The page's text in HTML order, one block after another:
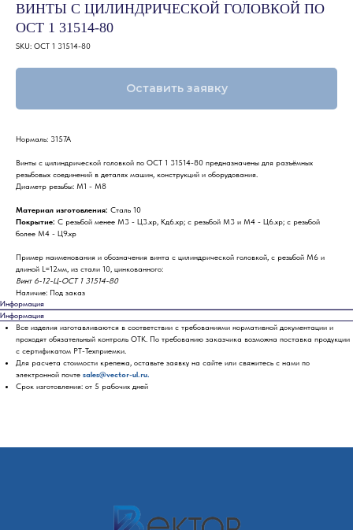
ВИНТЫ С ЦИЛИНДРИЧЕСКОЙ ГОЛОВКОЙ ПО
ОСТ 1 31514-80
SKU: ОСТ 1 31514-80
Оставить заявку
Нормаль: 3157А
Винты с цилиндрической головкой по ОСТ 1 31514-80 предназначены для разъёмных
резьбовых соединений в деталях машин, конструкций и оборудования.
Диаметр резьбы: М1 - М8
Материал изготовления: Сталь 10
Покрытие: С резьбой менее М3 - Ц3.хр, Кд6.хр; с резьбой М3 и М4 - Ц6.хр; с резьбой
более М4 - Ц9.хр
Пример наименования и обозначения винта с цилиндрической головкой, с резьбой М6 и
длиной L=12мм, из стали 10, цинкованного:
Винт 6-12-Ц-ОСТ 1 31514-80
Наличие: Под заказ
Информация
Информация
Все изделия изготавливаются в соответствии с требованиями нормативной документации и
проходят обязательный контроль ОТК. По требованию заказчика возможна поставка продукции
с сертификатом РТ-Техприемки.
Для расчета стоимости крепежа, оставьте заявку на сайте или свяжитесь с нами по
электронной почте sales@vector-ul.ru.
Срок изготовления: от 5 рабочих дней